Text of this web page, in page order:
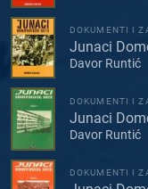
DOKUMENTI I
Junaci
Davor Runtić
DOKUMENTI I
Junaci
Davor Runtić
DOKUMENTI I